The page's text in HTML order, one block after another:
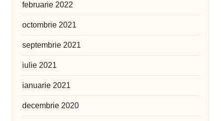
februarie 2022
octombrie 2021
septembrie 2021
iulie 2021
ianuarie 2021
decembrie 2020